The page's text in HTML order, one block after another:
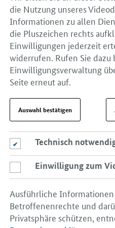
die Nutzung unseres
Informationen zu allen
die Pluszeichen rechts
Einwilligungen jederzeit
widerrufen. Rufen Sie dazu
Einwilligungsverwaltung
Seite erneut auf.
Auswahl bestätigen
Technisch notwendig
Technisch
Einwilligung zum
Einwilligung zum
Ausführliche
Betroffenenrechte und
Privatsphäre schützen,